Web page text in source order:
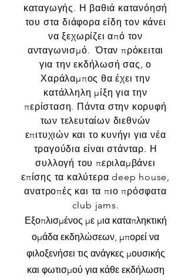
καταγωγής. Η βαθιά κατανόησή
του στα διάφορα είδη τον κάνει
να ξεχωρίζει από τον
ανταγωνισμό. Όταν πρόκειται
για την εκδήλωσή σας, ο
Χαράλαμπος θα έχει την
κατάλληλη μίξη για την
περίσταση. Πάντα στην κορυφή
των τελευταίων διεθνών
επιτυχιών και το κυνήγι για νέα
τραγούδια είναι στάνταρ. Η
συλλογή του περιλαμβάνει
επίσης τα καλύτερα deep house,
ανατροπές και τα πιο πρόσφατα
club jams.
Εξοπλισμένος με μια καταπληκτική
ομάδα εκδηλώσεων, μπορεί να
φιλοξενήσει τις ανάγκες μουσικής
και φωτισμού για κάθε εκδήλωση